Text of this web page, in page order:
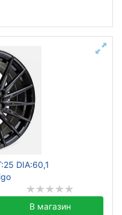
DIA:60,1
В магазин